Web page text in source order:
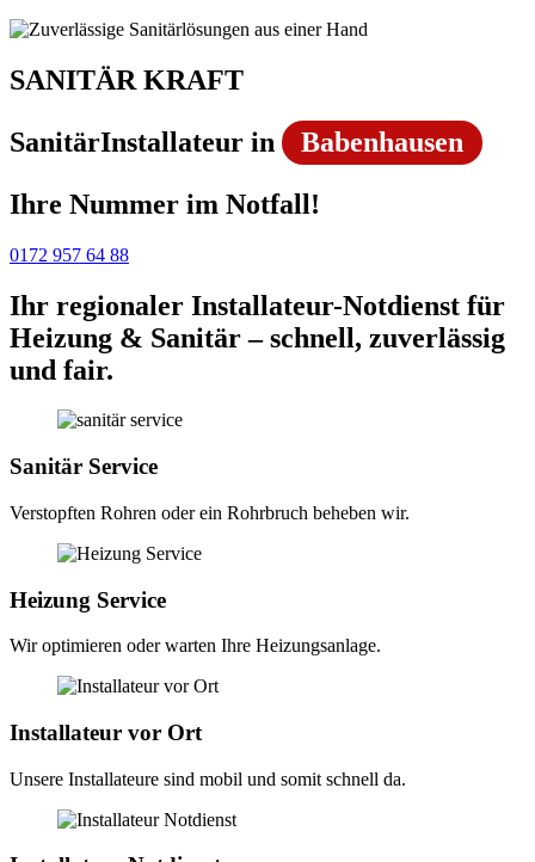
SANITÄR KRAFT
SanitärInstallateur in
Babenhausen
Ihre Nummer im Notfall!
0172 957 64 88
Ihr regionaler Installateur-Notdienst für
Heizung & Sanitär – schnell, zuverlässig
und fair.
Sanitär Service
Verstopften Rohren oder ein Rohrbruch beheben wir.
Heizung Service
Wir optimieren oder warten Ihre Heizungsanlage.
Installateur vor Ort
Unsere Installateure sind mobil und somit schnell da.